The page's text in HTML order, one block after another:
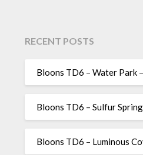
RECENT POSTS
Bloons TD6 – Water Park
Bloons TD6 – Sulfur
Bloons TD6 – Luminous